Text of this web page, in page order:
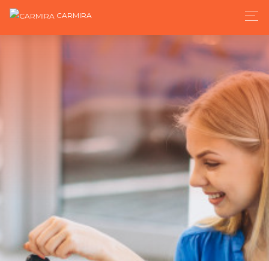
CARMIRA